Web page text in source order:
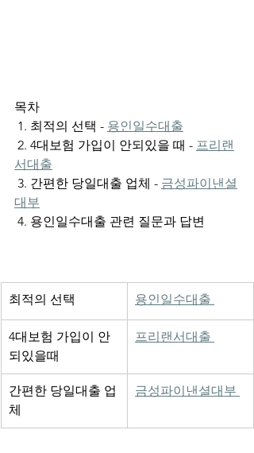
목차
1. 최적의 선택 - 용인일수대출
2. 4대보험 가입이 안되있을 때 - 프리랜
서대출
3. 간편한 당일대출 업체 - 금성파이낸셜
대부
4. 용인일수대출 관련 질문과 답변
최적의 선택 용인일수대출
4대보험 가입이 안
되있을때
프리랜서대출
간편한 당일대출 업
체
금성파이낸셜대부